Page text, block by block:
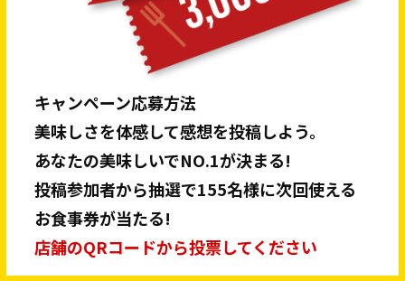
キャンペーン応募方法
美味しさを体感して感想を投稿しよう。
あなたの美味しいでNO.1が決まる!
投稿参加者から抽選で155名様に次回使える
お食事券が当たる!
店舗のQRコードから投票してください